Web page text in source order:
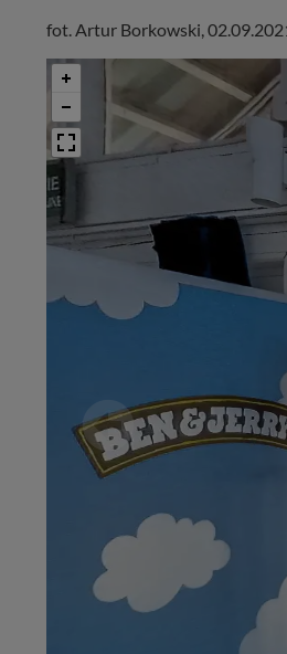
fot. Artur Borkowski,